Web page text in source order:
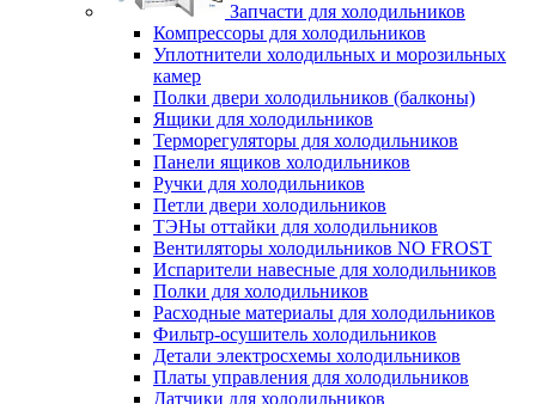
Запчасти для холодильников
Компрессоры для холодильников
Уплотнители холодильных и морозильных
камер
Полки двери холодильников (балконы)
Ящики для холодильников
Терморегуляторы для холодильников
Панели ящиков холодильников
Ручки для холодильников
Петли двери холодильников
ТЭНы оттайки для холодильников
Вентиляторы холодильников NO FROST
Испарители навесные для холодильников
Полки для холодильников
Расходные материалы для холодильников
Фильтр-осушитель холодильников
Детали электросхемы холодильников
Платы управления для холодильников
Датчики для холодильников